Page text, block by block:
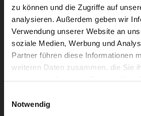
zu können und die Zugriffe auf
analysieren. Außerdem geben wir
Verwendung unserer Website an
soziale Medien, Werbung und
Partner führen diese Informationen
weiteren Daten zusammen, die Sie
Notwendig
Dies könnte